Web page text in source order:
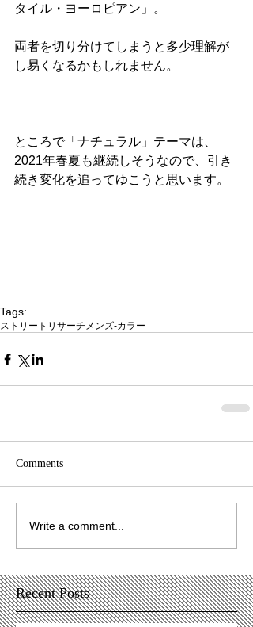
タイル・ヨーロピアン」。
両者を切り分けてしまうと多少理解が
し易くなるかもしれません。
ところで「ナチュラル」テーマは、
2021年春夏も継続しそうなので、引き
続き変化を追ってゆこうと思います。
Tags:
ストリートリサーチ メンズ-カラー
Comments
Write a comment...
Recent Posts